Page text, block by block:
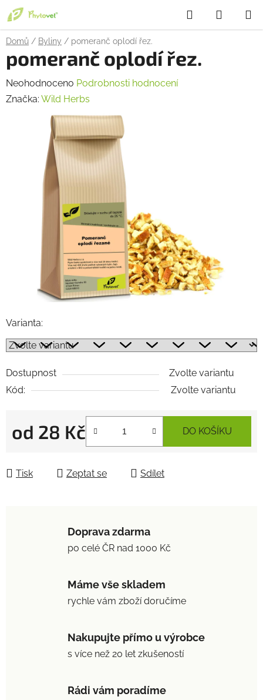
Přejít
na
obsah
Hledat
KOŠÍK
Domů / Byliny / pomeranč oplodí řez.
Varianta:
Dostupnost
Zvolte variantu
Kód:
Zvolte variantu
od 28 Kč DO KOŠÍKU
Tisk Zeptat se Sdílet
pomeranč oplodí řez.
Průměrné
hodnocení
Neohodnoceno Podrobnosti hodnocení
Značka: Wild Herbs
Doprava zdarma
po celé ČR nad 1000 Kč
Máme vše skladem
rychle vám zboží doručíme
Nakupujte přímo u výrobce
s více než 20 let zkušeností
Rádi vám poradíme